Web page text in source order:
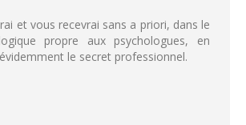
et vous recevrai sans a priori, dans le
propre aux psychologues, en
le secret professionnel.